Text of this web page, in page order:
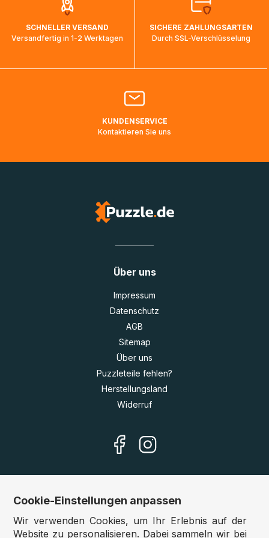
auf dem Weg ins Zielland sind. Die Sendungsverfolgung
ankommen und von der dortigen Zustellorganisation weiter
bearbeitet werden.
Bitte kontaktieren Sie denKundenservicefalls Ihr Paket
Lieferadressen in Deutschland oder Europa mehrere Tage
SCHNELLER VERSAND
Versandfertig in 1-2 Werktagen
SICHERE ZAHLUNGSARTEN
Durch SSL-Verschlüsselung
KUNDENSERVICE
Kontaktieren Sie uns
Über uns
Impressum
Datenschutz
AGB
Sitemap
Über uns
Puzzleteile fehlen?
Herstellungsland
Widerruf
Unsere Shops
Deutschland:www.puzzle.de
Cookie-Einstellungen anpassen
Wir verwenden Cookies, um Ihr Erlebnis auf der
Website zu personalisieren. Dabei sammeln wir bei